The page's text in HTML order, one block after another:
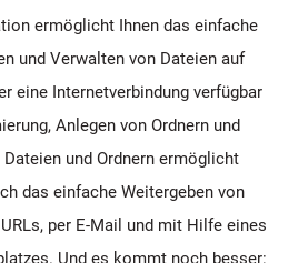
ermöglicht Ihnen das einfache
und Verwalten von Dateien auf
eine Internetverbindung verfügbar
Anlegen von Ordnern und
und Ordnern ermöglicht
das einfache Weitergeben von
per E-Mail und mit Hilfe eines